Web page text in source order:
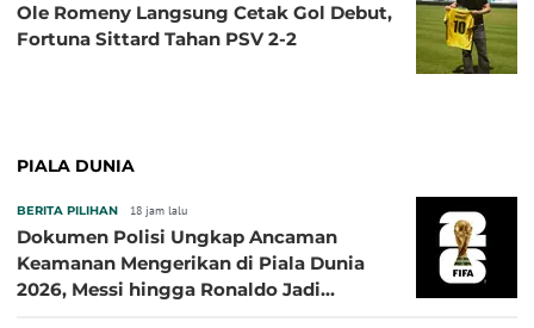
Ole Romeny Langsung Cetak Gol Debut,
Fortuna Sittard Tahan PSV 2-2
PIALA DUNIA
BERITA PILIHAN 18 jam lalu
Dokumen Polisi Ungkap Ancaman
Keamanan Mengerikan di Piala Dunia
2026, Messi hingga Ronaldo Jadi